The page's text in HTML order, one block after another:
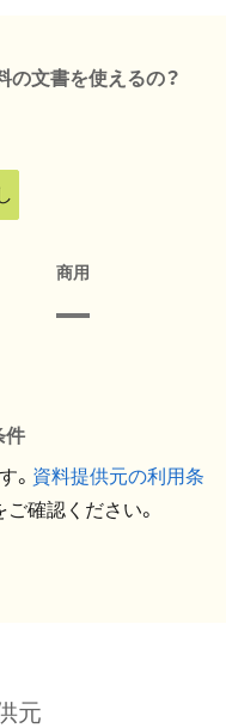
の文書を使えるの？
商用
件
。 資料提供元の利用条
ご確認ください。
元